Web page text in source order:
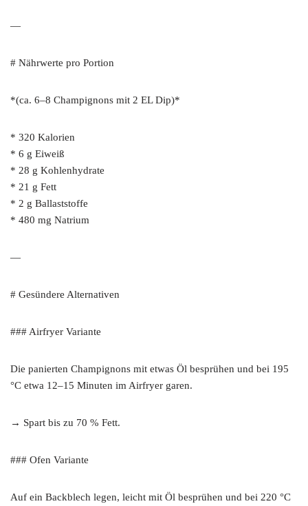
—
# Nährwerte pro Portion
*(ca. 6–8 Champignons mit 2 EL Dip)*
* 320 Kalorien
* 6 g Eiweiß
* 28 g Kohlenhydrate
* 21 g Fett
* 2 g Ballaststoffe
* 480 mg Natrium
—
# Gesündere Alternativen
### Airfryer Variante
Die panierten Champignons mit etwas Öl besprühen und bei 195
°C etwa 12–15 Minuten im Airfryer garen.
→ Spart bis zu 70 % Fett.
### Ofen Variante
Auf ein Backblech legen, leicht mit Öl besprühen und bei 220 °C